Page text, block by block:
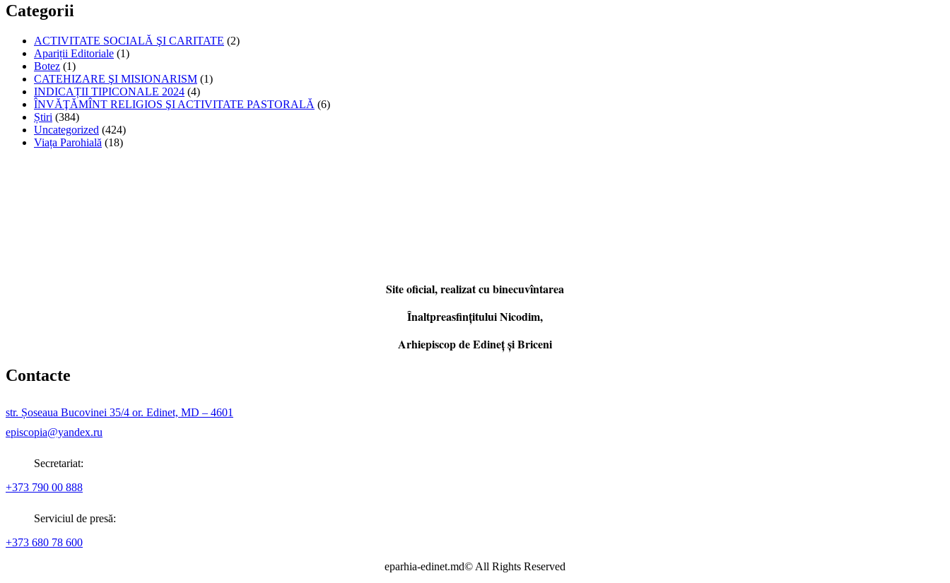
Categorii
ACTIVITATE SOCIALĂ ŞI CARITATE (2)
Apariții Editoriale (1)
Botez (1)
CATEHIZARE ŞI MISIONARISM (1)
INDICAȚII TIPICONALE 2024 (4)
ÎNVĂŢĂMÎNT RELIGIOS ŞI ACTIVITATE PASTORALĂ (6)
Știri (384)
Uncategorized (424)
Viața Parohială (18)
Site oficial, realizat cu binecuvîntarea
Înaltpreasfințitului Nicodim,
Arhiepiscop de Edineţ şi Briceni
Contacte
str. Șoseaua Bucovinei 35/4 or. Edinet, MD – 4601
episcopia@yandex.ru
Secretariat:
+373 790 00 888
Serviciul de presă:
+373 680 78 600
eparhia-edinet.md© All Rights Reserved